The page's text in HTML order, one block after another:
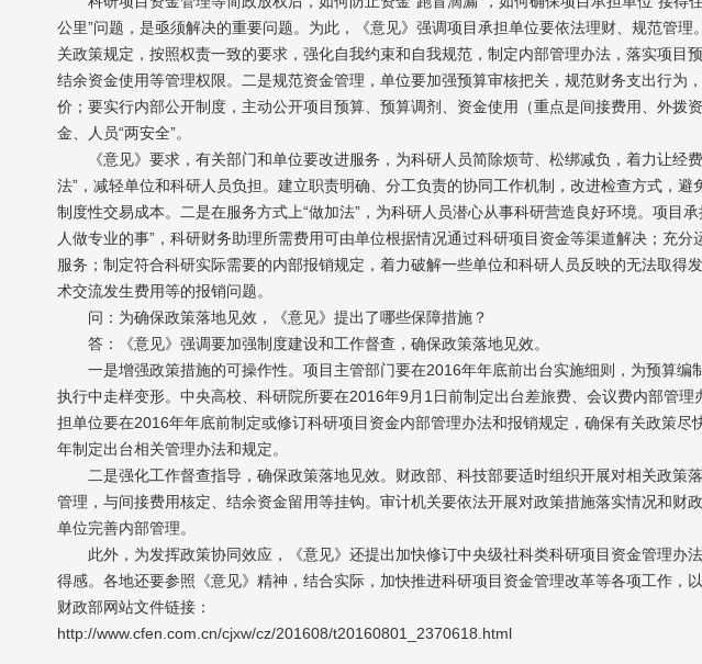
公里”问题，是亟须解决的重要问题。为此，《意见》强调项目承担单位要依法理财、规范管
关政策规定，按照权责一致的要求，强化自我约束和自我规范，制定内部管理办法，落实项目
结余资金使用等管理权限。二是规范资金管理，单位要加强预算审核把关，规范财务支出行为
价；要实行内部公开制度，主动公开项目预算、预算调剂、资金使用（重点是间接费用、外拨
金、人员“两安全”。
《意见》要求，有关部门和单位要改进服务，为科研人员简除烦苛、松绑减负，着力让经
法”，减轻单位和科研人员负担。建立职责明确、分工负责的协同工作机制，改进检查方式，
制度性交易成本。二是在服务方式上“做加法”，为科研人员潜心从事科研营造良好环境。项目
人做专业的事”，科研财务助理所需费用可由单位根据情况通过科研项目资金等渠道解决；充
服务；制定符合科研实际需要的内部报销规定，着力破解一些单位和科研人员反映的无法取得
术交流发生费用等的报销问题。
问：为确保政策落地见效，《意见》提出了哪些保障措施？
答：《意见》强调要加强制度建设和工作督查，确保政策落地见效。
一是增强政策措施的可操作性。项目主管部门要在2016年年底前出台实施细则，为预算编
执行中走样变形。中央高校、科研院所要在2016年9月1日前制定出台差旅费、会议费内部管
担单位要在2016年年底前制定或修订科研项目资金内部管理办法和报销规定，确保有关政策尽
年制定出台相关管理办法和规定。
二是强化工作督查指导，确保政策落地见效。财政部、科技部要适时组织开展对相关政策
管理，与间接费用核定、结余资金留用等挂钩。审计机关要依法开展对政策措施落实情况和财
单位完善内部管理。
此外，为发挥政策协同效应，《意见》还提出加快修订中央级社科类科研项目资金管理办
得感。各地还要参照《意见》精神，结合实际，加快推进科研项目资金管理改革等各项工作，
财政部网站文件链接：
http://www.cfen.com.cn/cjxw/cz/201608/t20160801_2370618.html